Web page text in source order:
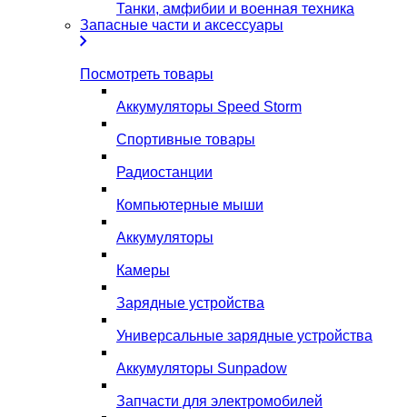
Танки, амфибии и военная техника
Запасные части и аксессуары
Посмотреть товары
Аккумуляторы Speed Storm
Спортивные товары
Радиостанции
Компьютерные мыши
Аккумуляторы
Камеры
Зарядные устройства
Универсальные зарядные устройства
Аккумуляторы Sunpadow
Запчасти для электромобилей